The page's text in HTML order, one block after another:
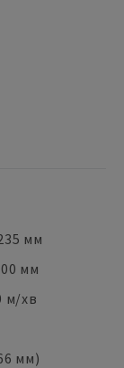
мм
мм
м/хв
мм)